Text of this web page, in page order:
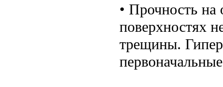
• Прочность на
поверхностях
трещины.